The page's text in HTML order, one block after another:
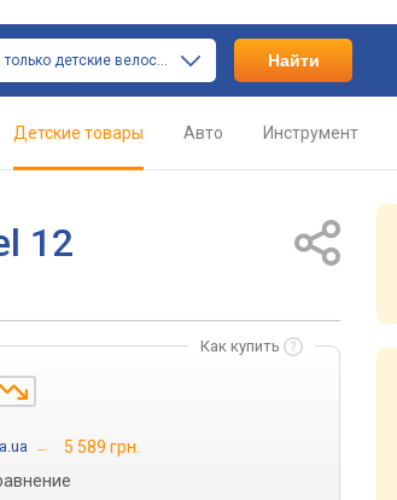
только детские велосипеды Найти
Детские товары Авто Инструмент
12
Как купить
→
5 589 грн.